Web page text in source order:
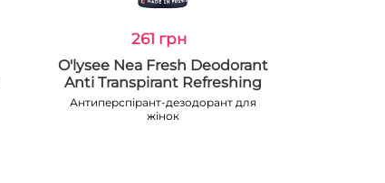
261 грн
O'lysee Nea Fresh Deodorant
Anti Transpirant Refreshing
Антиперспірант-дезодорант для
жінок